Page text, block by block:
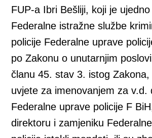
FUP-a Ibri Bešliji, koji je
Federalne istražne službe
policije Federalne uprave
po Zakonu o unutarnjim
članu 45. stav 3. istog Zakona,
uvjete za imenovanjem za v.d.
Federalne uprave policije F
direktoru i zamjeniku